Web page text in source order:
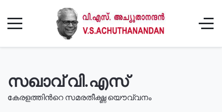
സഖാവ് വി.എസ്
കേരളത്തിൻറെ സമരതീക്ഷ്ണ യൌവ്വനം